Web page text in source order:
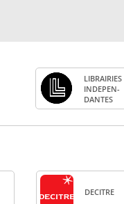
LIBRAI­RIES
INDE­PEN­
DANTES
DECITRE